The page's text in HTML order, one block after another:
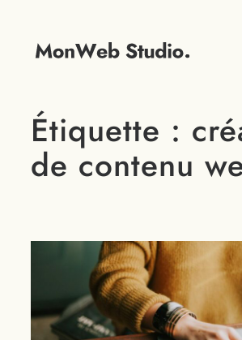
Étiquette :
de contenu